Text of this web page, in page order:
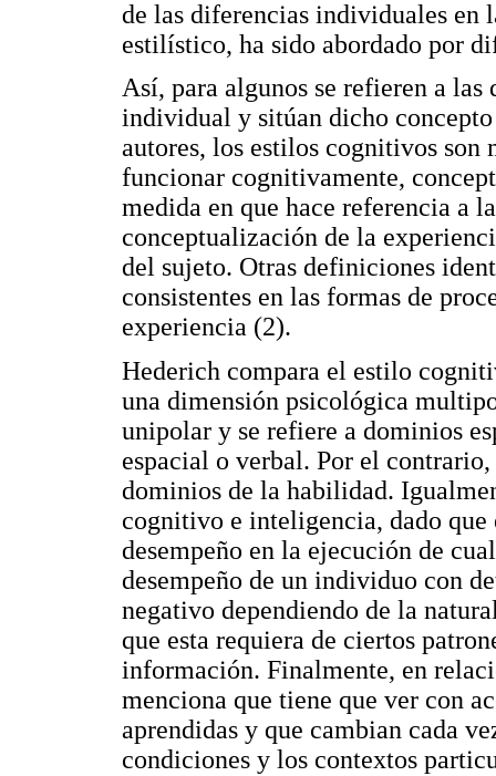
de las diferencias individuales en
estilístico, ha sido abordado por
Así, para algunos se refieren a
individual y sitúan dicho
autores, los estilos cognitivos son
funcionar cognitivamente,
medida en que hace referencia a
conceptualización de la
del sujeto. Otras definiciones
consistentes en las formas de
experiencia (2).
Hederich compara el estilo
una dimensión psicológica
unipolar y se refiere a dominios
espacial o verbal. Por el
dominios de la habilidad.
cognitivo e inteligencia, dado
desempeño en la ejecución de
desempeño de un individuo con
negativo dependiendo de la
que esta requiera de ciertos
información. Finalmente, en
menciona que tiene que ver con
aprendidas y que cambian cada
condiciones y los contextos